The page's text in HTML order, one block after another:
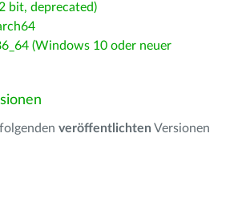
bit, deprecated)
(Windows 10 oder neuer
veröffentlichten Versionen